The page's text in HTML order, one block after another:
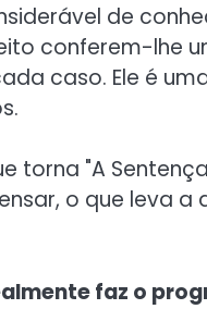
de
conferem-lhe
caso. Ele é
torna "A
o que leva a
faz o